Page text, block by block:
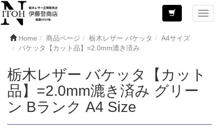
Home 商品ページ 栃木レザー バケッタ
A4サイズ
バケッタ【カット品】=2.0mm漉き済み
栃木レザー バケッタ【カット
品】=2.0mm漉き済み グリー
ン Bランク A4 Size